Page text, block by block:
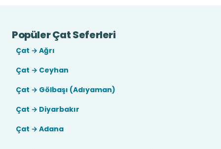
Popüler Çat Seferleri
Çat → Ağrı
Çat → Ceyhan
Çat → Gölbaşı (Adıyaman)
Çat → Diyarbakır
Çat → Adana